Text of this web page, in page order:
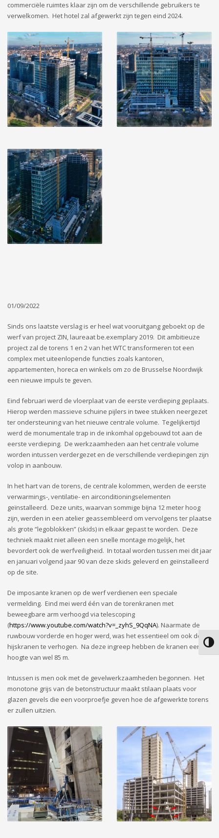
commerciële ruimtes klaar zijn om de verschillende gebruikers te
verwelkomen. Het hotel zal afgewerkt zijn tegen eind 2024.
01/09/2022
Sinds ons laatste verslag is er heel wat vooruitgang geboekt op de
werf van project ZIN, laureaat be.exemplary 2019. Dit ambitieuze
project zal de torens 1 en 2 van het WTC transformeren tot een
complex met uiteenlopende functies zoals kantoren,
appartementen, horeca en winkels om zo de Brusselse Noordwijk
een nieuwe impuls te geven.
Eind februari werd de vloerplaat van de eerste verdieping geplaats.
Hierop werden massieve schuine pijlers in twee stukken neergezet
ter ondersteuning van het nieuwe centrale volume. Tegelijkertijd
werd de monumentale trap in de inkomhal opgebouwd tot aan de
eerste verdieping. De werkzaamheden aan het centrale volume
worden intussen verdergezet en de verschillende verdiepingen zijn
volop in aanbouw.
In het hart van de torens, de centrale kolommen, werden de eerste
verwarmings-, ventilatie- en airconditioningselementen
geïnstalleerd. Deze units, waarvan sommige bijna 12 meter hoog
zijn, werden in een atelier geassembleerd om vervolgens ter plaatse
als grote “legoblokken” (skids) in elkaar gepast te worden. Deze
techniek maakt niet alleen een snelle montage mogelijk, het
bevordert ook de werfveiligheid. In totaal worden tussen mei dit jaar
en januari volgend jaar 90 van deze skids geleverd en geïnstalleerd
op de site.
De imposante kranen op de werf verdienen een speciale
vermelding. Eind mei werd één van de torenkranen met
beweegbare arm verhoogd via telescoping
(https://www.youtube.com/watch?v=_zyhS_9QqNA). Naarmate de
ruwbouw vorderde en hoger werd, was het essentieel om ook de
hijskranen te verhogen. Na deze ingreep hebben de kranen een
hoogte van wel 85 m.
Intussen is men ook met de gevelwerkzaamheden begonnen. Het
monotone grijs van de betonstructuur maakt stilaan plaats voor
glazen gevels die een voorproefje geven hoe de afgewerkte torens
er zullen uitzien.